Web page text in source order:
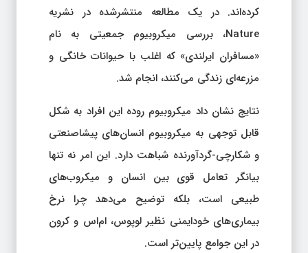
کرده‌اند. در یک مطالعه منتشرشده در نشریه
Nature، بررسی میکروبیوم جمعیتی به نام
«مسافران ایرلندی» که اغلب با حیوانات خانگی و
مزرعه‌ای زندگی می‌کنند، انجام شد.
نتایج نشان داد میکروبیوم روده این افراد به شکل
قابل توجهی به میکروبیوم انسان‌های پیشاصنعتی
و شکارچی-گردآورنده شباهت دارد. این امر نه تنها
بیانگر تعامل قوی بین انسان و میکروب‌های
طبیعی است، بلکه توضیح می‌دهد چرا نرخ
بیماری‌های خودایمنی نظیر لوپوس، ام‌اس و کرون
در این جوامع پایین‌تر است.